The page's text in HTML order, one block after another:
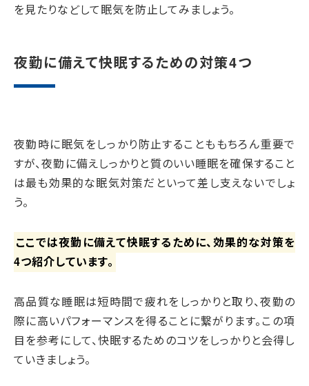
を見たりなどして眠気を防止してみましょう。
夜勤に備えて快眠するための対策4つ
夜勤時に眠気をしっかり防止することももちろん重要で
すが、夜勤に備えしっかりと質のいい睡眠を確保すること
は最も効果的な眠気対策だといって差し支えないでしょ
う。
ここでは夜勤に備えて快眠するために、効果的な対策を
4つ紹介しています。
高品質な睡眠は短時間で疲れをしっかりと取り、夜勤の
際に高いパフォーマンスを得ることに繋がります。この項
目を参考にして、快眠するためのコツをしっかりと会得し
ていきましょう。